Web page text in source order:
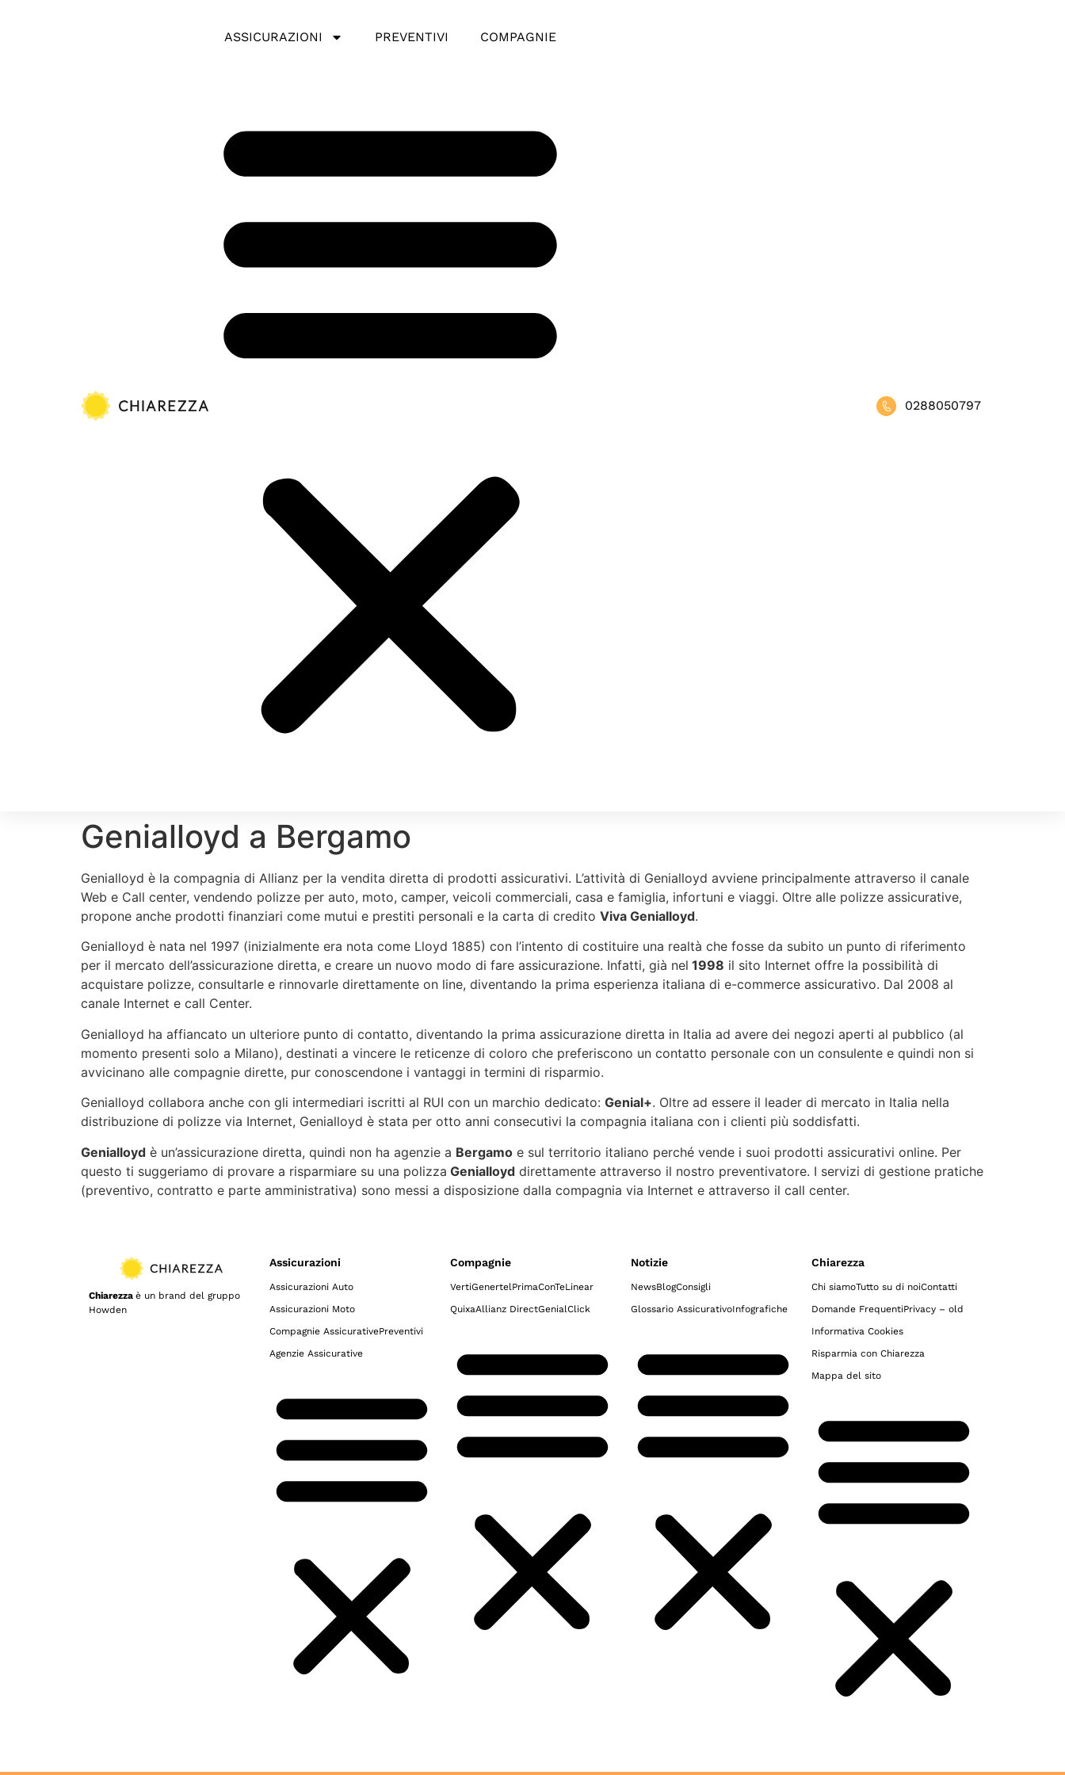
ASSICURAZIONI PREVENTIVI COMPAGNIE
0288050797
Genialloyd a Bergamo
Genialloyd è la compagnia di Allianz per la vendita diretta di prodotti assicurativi. L’attività di Genialloyd avviene principalmente attraverso il canale
Web e Call center, vendendo polizze per auto, moto, camper, veicoli commerciali, casa e famiglia, infortuni e viaggi. Oltre alle polizze assicurative,
propone anche prodotti finanziari come mutui e prestiti personali e la carta di credito Viva Genialloyd.
Genialloyd è nata nel 1997 (inizialmente era nota come Lloyd 1885) con l’intento di costituire una realtà che fosse da subito un punto di riferimento
per il mercato dell’assicurazione diretta, e creare un nuovo modo di fare assicurazione. Infatti, già nel 1998 il sito Internet offre la possibilità di
acquistare polizze, consultarle e rinnovarle direttamente on line, diventando la prima esperienza italiana di e-commerce assicurativo. Dal 2008 al
canale Internet e call Center.
Genialloyd ha affiancato un ulteriore punto di contatto, diventando la prima assicurazione diretta in Italia ad avere dei negozi aperti al pubblico (al
momento presenti solo a Milano), destinati a vincere le reticenze di coloro che preferiscono un contatto personale con un consulente e quindi non si
avvicinano alle compagnie dirette, pur conoscendone i vantaggi in termini di risparmio.
Genialloyd collabora anche con gli intermediari iscritti al RUI con un marchio dedicato: Genial+. Oltre ad essere il leader di mercato in Italia nella
distribuzione di polizze via Internet, Genialloyd è stata per otto anni consecutivi la compagnia italiana con i clienti più soddisfatti.
Genialloyd è un’assicurazione diretta, quindi non ha agenzie a Bergamo e sul territorio italiano perché vende i suoi prodotti assicurativi online. Per
questo ti suggeriamo di provare a risparmiare su una polizza Genialloyd direttamente attraverso il nostro preventivatore. I servizi di gestione pratiche
(preventivo, contratto e parte amministrativa) sono messi a disposizione dalla compagnia via Internet e attraverso il call center.
Chiarezza è un brand del gruppo
Howden
Assicurazioni
Assicurazioni Auto
Assicurazioni Moto
Compagnie AssicurativePreventivi
Agenzie Assicurative
Compagnie
VertiGenertelPrimaConTeLinear
QuixaAllianz DirectGenialClick
Notizie
NewsBlogConsigli
Glossario AssicurativoInfografiche
Chiarezza
Chi siamoTutto su di noiContatti
Domande FrequentiPrivacy – old
Informativa Cookies
Risparmia con Chiarezza
Mappa del sito